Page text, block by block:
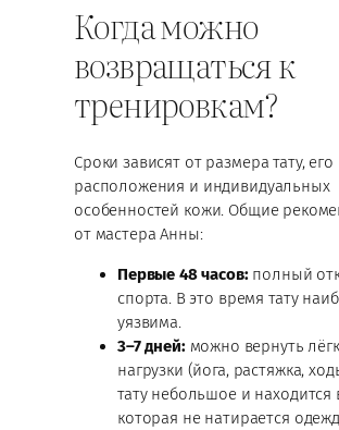
Когда можно
возвращаться к
тренировкам?
Сроки зависят от размера тату, его
расположения и индивидуальных
особенностей кожи. Общие
от мастера Анны:
Первые 48 часов:полный
спорта. В это время тату
уязвима.
3–7 дней:можно вернуть
нагрузки (йога, растяжка,
тату небольшое и находится
которая не натирается